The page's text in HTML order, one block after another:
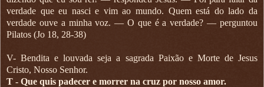
verdade que eu nasci e vim ao mundo. Quem está do lado da
verdade ouve a minha voz. — O que é a verdade? — perguntou
Pilatos (Jo 18, 28-38)
V- Bendita e louvada seja a sagrada Paixão e Morte de Jesus
Cristo, Nosso Senhor.
T - Que quis padecer e morrer na cruz por nosso amor.